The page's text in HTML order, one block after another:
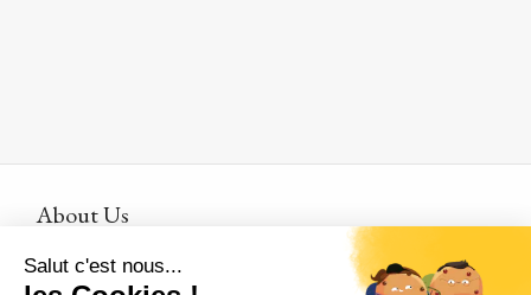
About Us
A family affair
Who talks about
us ?